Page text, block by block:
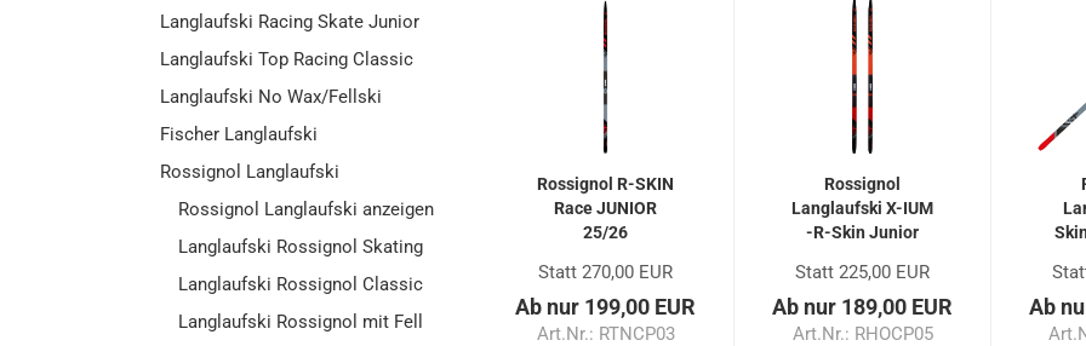
Rossignol R-SKIN
Race JUNIOR
25/26
Statt 270,00 EUR
Ab nur 199,00 EUR
Art.Nr.: RTNCP03
Rossignol
Langlaufski X-IUM
-R-Skin Junior
Statt 225,00 EUR
Ab nur 189,00 EUR
Art.Nr.: RHOCP05
Ab
Langlaufski Racing Skate Junior
Langlaufski Top Racing Classic
Langlaufski No Wax/Fellski
Fischer Langlaufski
Rossignol Langlaufski
Rossignol Langlaufski anzeigen
Langlaufski Rossignol Skating
Langlaufski Rossignol Classic
Langlaufski Rossignol mit Fell